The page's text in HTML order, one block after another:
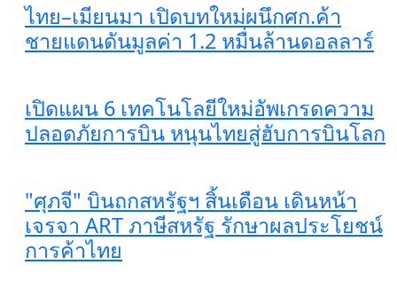
ไทย–เมียนมา เปิดบทใหม่ผนึกศก.ค้า
ชายแดนดันมูลค่า 1.2 หมื่นล้านดอลลาร์
เปิดแผน 6 เทคโนโลยีใหม่อัพเกรดความ
ปลอดภัยการบิน หนุนไทยสู่ฮับการบินโลก
"ศุภจี" บินถกสหรัฐฯ สิ้นเดือน เดินหน้า
เจรจา ART ภาษีสหรัฐ รักษาผลประโยชน์
การค้าไทย